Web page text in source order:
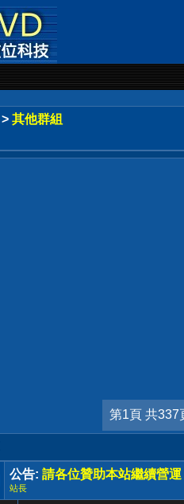
> 其他群組
第1頁 共337
公告: 請各位贊助本站繼續營運
站長